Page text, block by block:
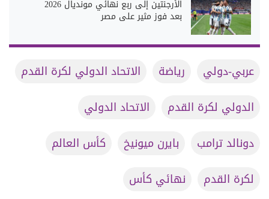
الأرجنتين إلى ربع نهائي مونديال 2026
بعد فوز مثير على مصر
عربي-دولي رياضة
الاتحاد الدولي لكرة القدم
الدولي لكرة القدم
الاتحاد الدولي
دونالد ترامب
بايرن ميونيخ
كأس العالم
لكرة القدم
نهائي كأس